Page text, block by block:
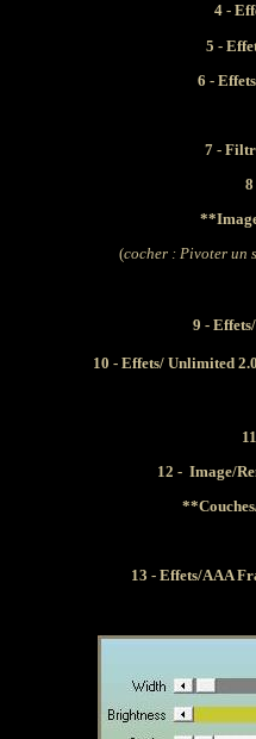
4 -
5 -
6 -
7 -
(cocher : Pivoter un
9 - Effets/
10 - Effets/ Unlimited
12 - Image/
**Couches
13 - Effets/AAA